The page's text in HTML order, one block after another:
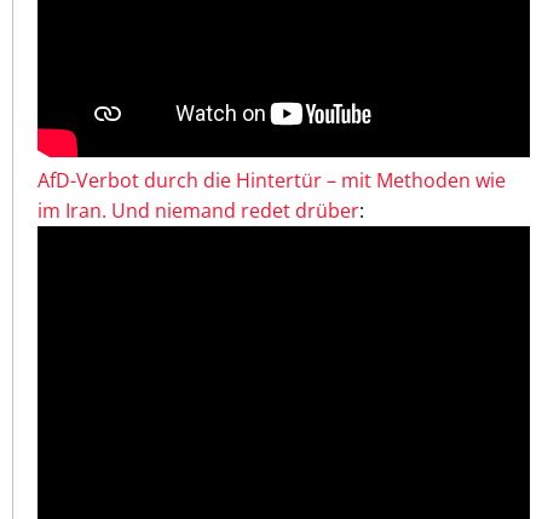
AfD-Verbot durch die Hintertür – mit Methoden wie
im Iran. Und niemand redet drüber: